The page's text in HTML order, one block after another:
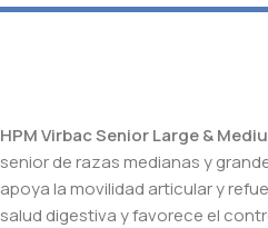
HPM Virbac Senior Large &
senior de razas medianas y
apoya la movilidad articular y
salud digestiva y favorece el